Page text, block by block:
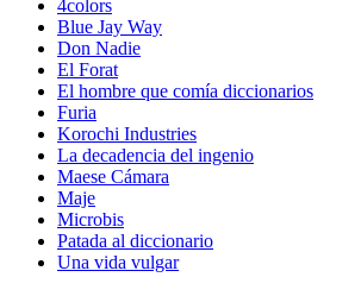
4colors
Blue Jay Way
Don Nadie
El Forat
El hombre que comía diccionarios
Furia
Korochi Industries
La decadencia del ingenio
Maese Cámara
Maje
Microbis
Patada al diccionario
Una vida vulgar